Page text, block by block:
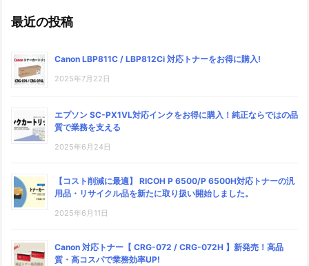
最近の投稿
Canon LBP811C / LBP812Ci 対応トナーをお得に購入!
2025年7月22日
エプソン SC-PX1VL対応インクをお得に購入！純正ならではの品
質で業務を支える
2025年6月24日
【コスト削減に最適】 RICOH P 6500/P 6500H対応トナーの汎
用品・リサイクル品を新たに取り扱い開始しました。
2025年6月11日
Canon 対応トナー【 CRG-072 / CRG-072H 】新発売！高品
質・高コスパで業務効率UP!